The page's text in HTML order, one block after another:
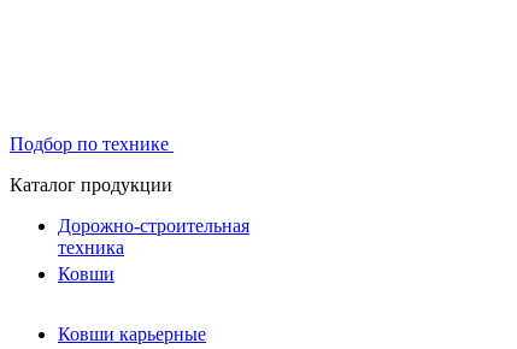
Подбор по технике
Каталог продукции
Дорожно-строительная
техника
Ковши
Ковши карьерные